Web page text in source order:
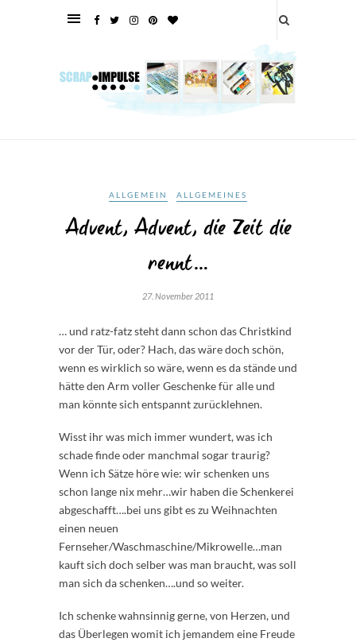
ALLGEMEIN ALLGEMEINES
Advent, Advent, die Zeit die
rennt…
27. November 2011
… und ratz-fatz steht dann schon das Christkind
vor der Tür, oder? Hach, das wäre doch schön,
wenn es wirklich so wäre, wenn es da stände und
hätte den Arm voller Geschenke für alle und
man könnte sich entspannt zurücklehnen.
Wisst ihr was mich immer wundert, was ich
schade finde oder manchmal sogar traurig?
Wenn ich Sätze höre wie: wir schenken uns
schon lange nix mehr…wir haben die Schenkerei
abgeschafft….bei uns gibt es zu Weihnachten
einen neuen
Fernseher/Waschmaschine/Mikrowelle…man
kauft sich doch selber was man braucht, was soll
man sich da schenken….und so weiter.
Ich schenke wahnsinnig gerne, von Herzen, und
das Überlegen womit ich jemandem eine Freude